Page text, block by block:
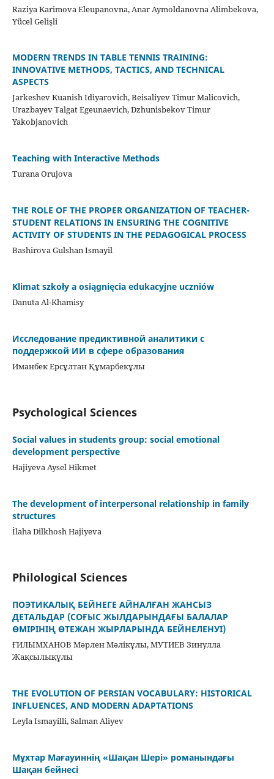
Raziya Karimova Eleupanovna, Anar Aymoldanovna Alimbekova,
Yücel Gelişli
MODERN TRENDS IN TABLE TENNIS TRAINING:
INNOVATIVE METHODS, TACTICS, AND TECHNICAL
ASPECTS
Jarkeshev Kuanish Idiyarovich, Beisaliyev Timur Malicovich,
Urazbayev Talgat Egeunaevich, Dzhunisbekov Timur
Yakobjanovich
Teaching with Interactive Methods
Turana Orujova
THE ROLE OF THE PROPER ORGANIZATION OF TEACHER-
STUDENT RELATIONS IN ENSURING THE COGNITIVE
ACTIVITY OF STUDENTS IN THE PEDAGOGICAL PROCESS
Bashirova Gulshan Ismayil
Klimat szkoły a osiągnięcia edukacyjne uczniów
Danuta Al-Khamisy
Исследование предиктивной аналитики с
поддержкой ИИ в сфере образования
Иманбек Ерсұлтан Құмарбекұлы
Psychological Sciences
Social values in students group: social emotional
development perspective
Hajiyeva Aysel Hikmet
The development of interpersonal relationship in family
structures
İlaha Dilkhosh Hajiyeva
Philological Sciences
ПОЭТИКАЛЫҚ БЕЙНЕГЕ АЙНАЛҒАН ЖАНСЫЗ
ДЕТАЛЬДАР (СОҒЫС ЖЫЛДАРЫНДАҒЫ БАЛАЛАР
ӨМІРІНІҢ ӨТЕЖАН ЖЫРЛАРЫНДА БЕЙНЕЛЕНУІ)
ҒИЛЫМХАНОВ Мәрлен Мәлікұлы, МУТИЕВ Зинулла
Жақсылықұлы
THE EVOLUTION OF PERSIAN VOCABULARY: HISTORICAL
INFLUENCES, AND MODERN ADAPTATIONS
Leyla Ismayilli, Salman Aliyev
Мұхтар Мағауиннің «Шақан Шері» романындағы
Шақан бейнесі